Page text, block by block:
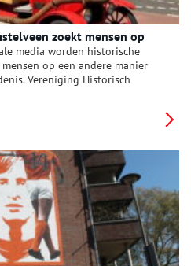
zoekt mensen op
media worden historische
op een andere manier
Vereniging Historisch